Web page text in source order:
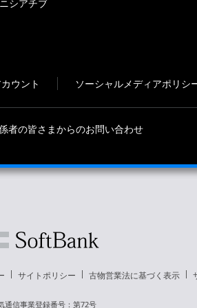
シアチブ
ウント ソーシャルメディアポリシ
者の皆さまからのお問い合わせ
サイトポリシー 古物営業法に基づく表示
通信事業登録番号：第72号